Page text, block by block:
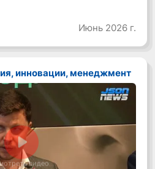
Июнь 2026 г.
инновации, менеджмент
видео